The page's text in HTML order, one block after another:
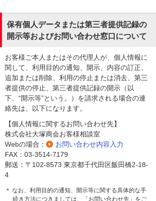
保有個人データまたは第三者提供記録の
開示等およびお問い合わせ窓口について
お客様ご本人またはその代理人が、個人情報に
関して、利用目的の通知、開示、内容の訂正、
追加または削除、利用の停止または消去、第三
者提供の停止、第三者提供記録の開示（以
下、“開示等”という。）を請求される場合の連
絡先は、以下になります。
【個人情報に関するお問い合わせ先】
株式会社大塚商会お客様相談室
Webの場合：
お問い合わせ内容入力
FAX：03-3514-7179
郵送：〒102-8573 東京都千代田区飯田橋2-18-
4
＊ なお、利用目的の通知、開示等に関する具体的な手
続き方法につきましては、「お問い合わせ先」をご